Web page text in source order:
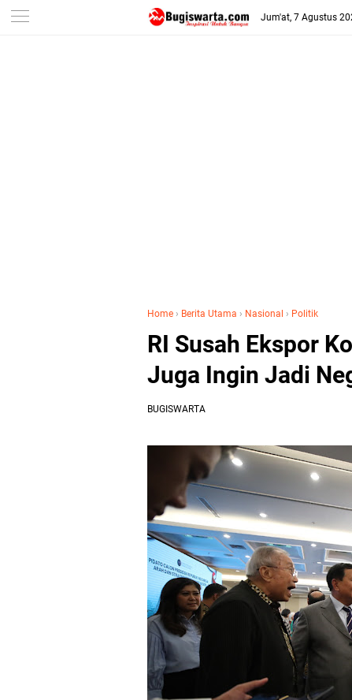
-->
Jum'at, 7 Agustus
Home › Berita Utama › Nasional › Politik
RI Susah Ekspor
Juga Ingin Jadi
BUGISWARTA